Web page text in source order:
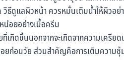
ธีดูแลผิวหน้า ควรหมั่นเติมน้ำให้ผิวอย่
น่อยอย่างเนื้อครีม
ที่เกิดขึ้นนอกจากจะเกิดจากความเครี
ยก่อนวัย ส่วนสำคัญคือการเติมความชุ้